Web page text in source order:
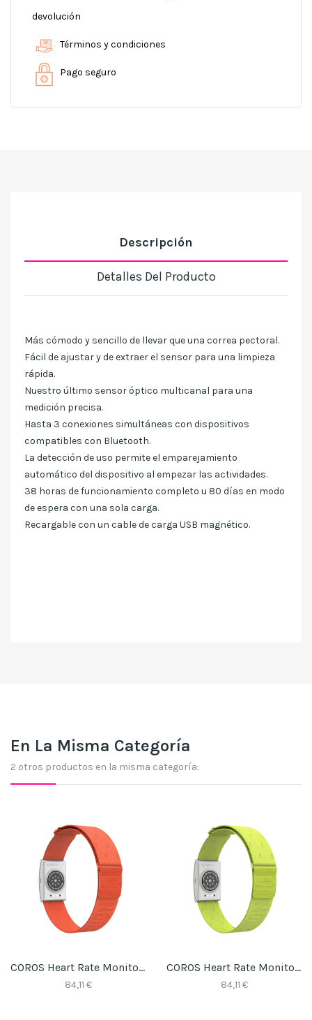
devolución
Términos y condiciones
Pago seguro
Descripción
Detalles Del Producto
Más cómodo y sencillo de llevar que una correa pectoral.
Fácil de ajustar y de extraer el sensor para una limpieza
rápida.
Nuestro último sensor óptico multicanal para una
medición precisa.
Hasta 3 conexiones simultáneas con dispositivos
compatibles con Bluetooth.
La detección de uso permite el emparejamiento
automático del dispositivo al empezar las actividades.
38 horas de funcionamiento completo u 80 días en modo
de espera con una sola carga.
Recargable con un cable de carga USB magnético.
En La Misma Categoría
2 otros productos en la misma categoría:
COROS Heart Rate Monitor With Orange Band
84,11 €
COROS Heart Rate Monitor With Lime Band
84,11 €